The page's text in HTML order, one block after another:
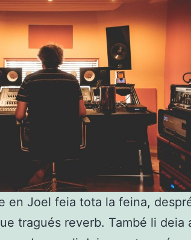
en Joel feia tota la feina,
tragués reverb. També li deia